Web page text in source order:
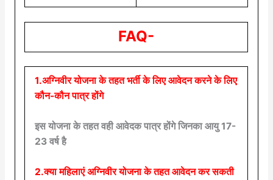
FAQ-
1.अग्निवीर योजना के तहत भर्ती के लिए आवेदन करने के लिए
कौन-कौन पात्र होंगे
इस योजना के तहत वही आवेदक पात्र होंगे जिनका आयु 17-
23 वर्ष है
2.क्या महिलाएं अग्निवीर योजना के तहत आवेदन कर सकती